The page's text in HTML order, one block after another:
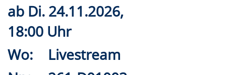
ab Di. 24.11.2026,
18:00 Uhr
Wo:
Livestream